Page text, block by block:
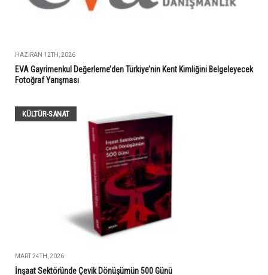
HAZIRAN 12TH, 2026
EVA Gayrimenkul Değerleme’den Türkiye’nin Kent Kimliğini Belgeleyecek
Fotoğraf Yarışması
KÜLTÜR-SANAT
MART 24TH, 2026
İnşaat Sektöründe Çevik Dönüşümün 500 Günü